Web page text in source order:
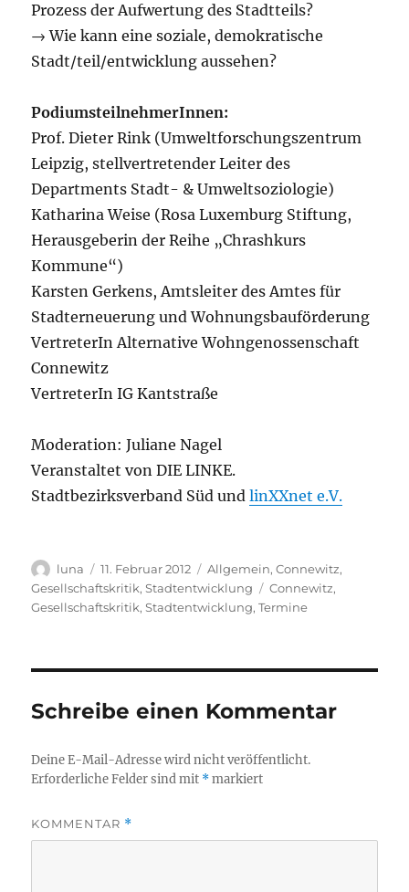
Prozess der Aufwertung des Stadtteils?
→ Wie kann eine soziale, demokratische
Stadt/teil/entwicklung aussehen?
PodiumsteilnehmerInnen:
Prof. Dieter Rink (Umweltforschungszentrum
Leipzig, stellvertretender Leiter des
Departments Stadt- & Umweltsoziologie)
Katharina Weise (Rosa Luxemburg Stiftung,
Herausgeberin der Reihe „Chrashkurs
Kommune“)
Karsten Gerkens, Amtsleiter des Amtes für
Stadterneuerung und Wohnungsbauförderung
VertreterIn Alternative Wohngenossenschaft
Connewitz
VertreterIn IG Kantstraße
Moderation: Juliane Nagel
Veranstaltet von DIE LINKE.
Stadtbezirksverband Süd undlinXXnet e.V.
Autor
luna
Veröffentlicht
am
11. Februar 2012 Kategorien
Allgemein,Connewitz,
Gesellschaftskritik,Stadtentwicklung Schlagwörter
Connewitz,
Gesellschaftskritik,Stadtentwicklung,Termine
Schreibe einen Kommentar
Deine E-Mail-Adresse wird nicht veröffentlicht.
Erforderliche Felder sind mit *markiert
KOMMENTAR *